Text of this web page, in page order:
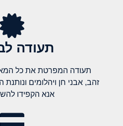
תעודה
תעודה המפרטת את כל
זהב, אבני חן ויהלומים
אנא הקפידו